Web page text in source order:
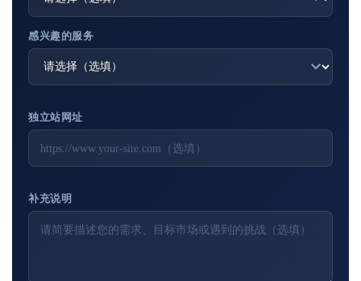
感兴趣的服务
独立站网址
补充说明